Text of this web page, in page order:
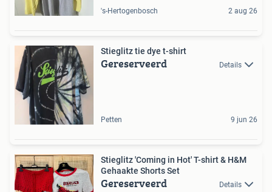
's-Hertogenbosch 2 aug 26
Stieglitz tie dye t-shirt
Gereserveerd Details
Petten 9 jun 26
Stieglitz 'Coming in Hot' T-shirt & H&M
Gehaakte Shorts Set
Gereserveerd Details